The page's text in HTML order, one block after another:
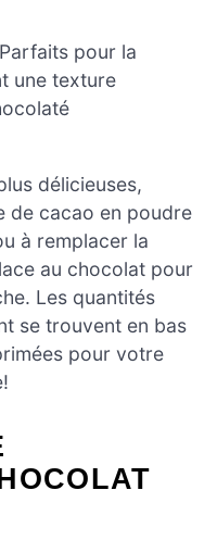
Parfaits pour la
une texture
délicieuses,
de cacao en poudre
à remplacer la
au chocolat pour
Les quantités
se trouvent en bas
pour votre